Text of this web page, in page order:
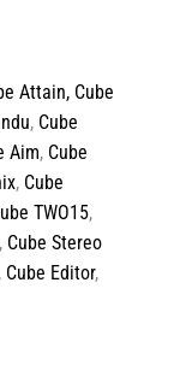
Attain, Cube
, Cube
Aim, Cube
, Cube
TWO15,
, Cube Stereo
, Cube Editor,